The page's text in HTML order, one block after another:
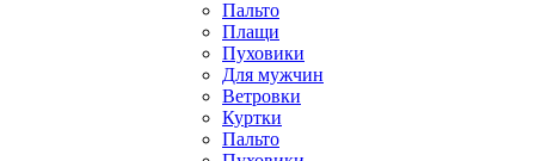
Пальто
Плащи
Пуховики
Для мужчин
Ветровки
Куртки
Пальто